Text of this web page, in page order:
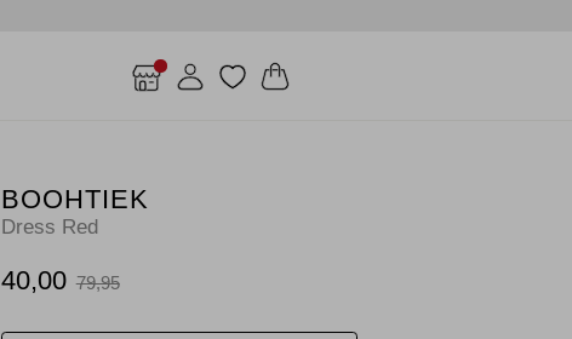
BOOHTIEK
Dress Red
40,00 79,95